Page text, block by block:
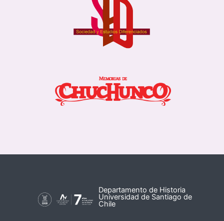
Departamento de Historia
Universidad de Santiago de
Chile